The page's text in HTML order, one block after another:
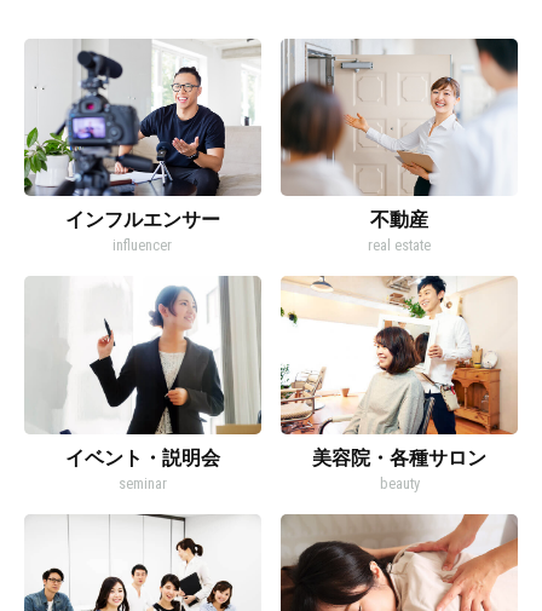
インフルエンサー
influencer
不動産
real estate
イベント・説明会
seminar
美容院・各種サロン
beauty